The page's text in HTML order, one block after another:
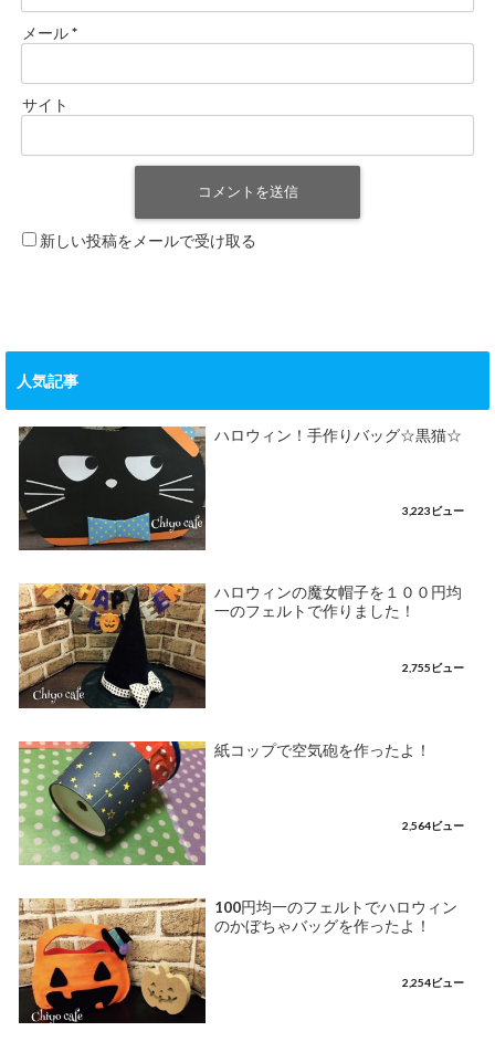
メール*
サイト
新しい投稿をメールで受け取る
人気記事
ハロウィン！手作りバッグ☆黒猫☆
3,223ビュー
ハロウィンの魔女帽子を１００円均
一のフェルトで作りました！
2,755ビュー
紙コップで空気砲を作ったよ！
2,564ビュー
100円均一のフェルトでハロウィン
のかぼちゃバッグを作ったよ！
2,254ビュー